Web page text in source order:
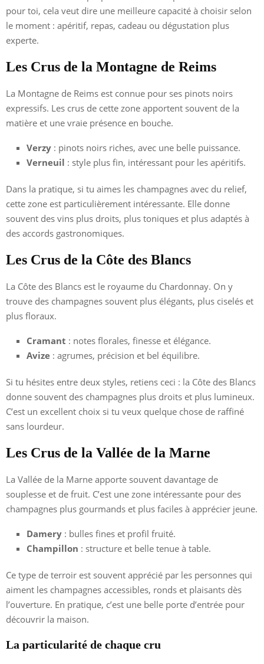
pour toi, cela veut dire une meilleure capacité à choisir selon
le moment : apéritif, repas, cadeau ou dégustation plus
experte.
Les Crus de la Montagne de Reims
La Montagne de Reims est connue pour ses pinots noirs
expressifs. Les crus de cette zone apportent souvent de la
matière et une vraie présence en bouche.
Verzy : pinots noirs riches, avec une belle puissance.
Verneuil : style plus fin, intéressant pour les apéritifs.
Dans la pratique, si tu aimes les champagnes avec du relief,
cette zone est particulièrement intéressante. Elle donne
souvent des vins plus droits, plus toniques et plus adaptés à
des accords gastronomiques.
Les Crus de la Côte des Blancs
La Côte des Blancs est le royaume du Chardonnay. On y
trouve des champagnes souvent plus élégants, plus ciselés et
plus floraux.
Cramant : notes florales, finesse et élégance.
Avize : agrumes, précision et bel équilibre.
Si tu hésites entre deux styles, retiens ceci : la Côte des Blancs
donne souvent des champagnes plus droits et plus lumineux.
C’est un excellent choix si tu veux quelque chose de raffiné
sans lourdeur.
Les Crus de la Vallée de la Marne
La Vallée de la Marne apporte souvent davantage de
souplesse et de fruit. C’est une zone intéressante pour des
champagnes plus gourmands et plus faciles à apprécier jeune.
Damery : bulles fines et profil fruité.
Champillon : structure et belle tenue à table.
Ce type de terroir est souvent apprécié par les personnes qui
aiment les champagnes accessibles, ronds et plaisants dès
l’ouverture. En pratique, c’est une belle porte d’entrée pour
découvrir la maison.
La particularité de chaque cru